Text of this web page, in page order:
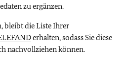
zu ergänzen.
bleibt die Liste Ihrer
erhalten, sodass Sie diese
nachvollziehen können.